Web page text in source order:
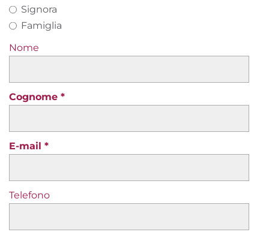
Signora
Famiglia
Nome
Cognome
E-mail
Telefono